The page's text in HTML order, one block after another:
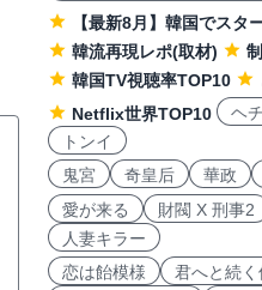
【最新8月】韓国でスタ
韓流再現レポ(取材)
韓国TV視聴率TOP10
Netflix世界TOP10
ヘ
トンイ
鬼宮
奇皇后 華政
愛が来る
財閥 X 刑事2
人妻キラー
恋は飴模様
君へと続